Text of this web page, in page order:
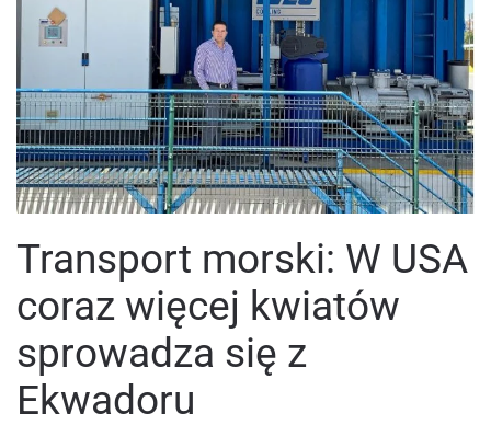
Transport morski: W USA
coraz więcej kwiatów
sprowadza się z
Ekwadoru